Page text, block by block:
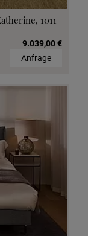
1011
9.039,00 €
Anfrage